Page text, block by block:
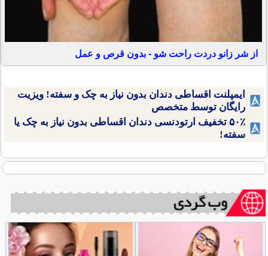
از شر زانو دردت راحت شو - بدون قرص و عمل
ایمپلنت اقساطی دندان بدون نیاز به چک و سفته! ویزیت
رایگان توسط متخصص
۵۰٪ تخفیف ارتودنسی دندان اقساطی بدون نیاز به چک یا
سفته!